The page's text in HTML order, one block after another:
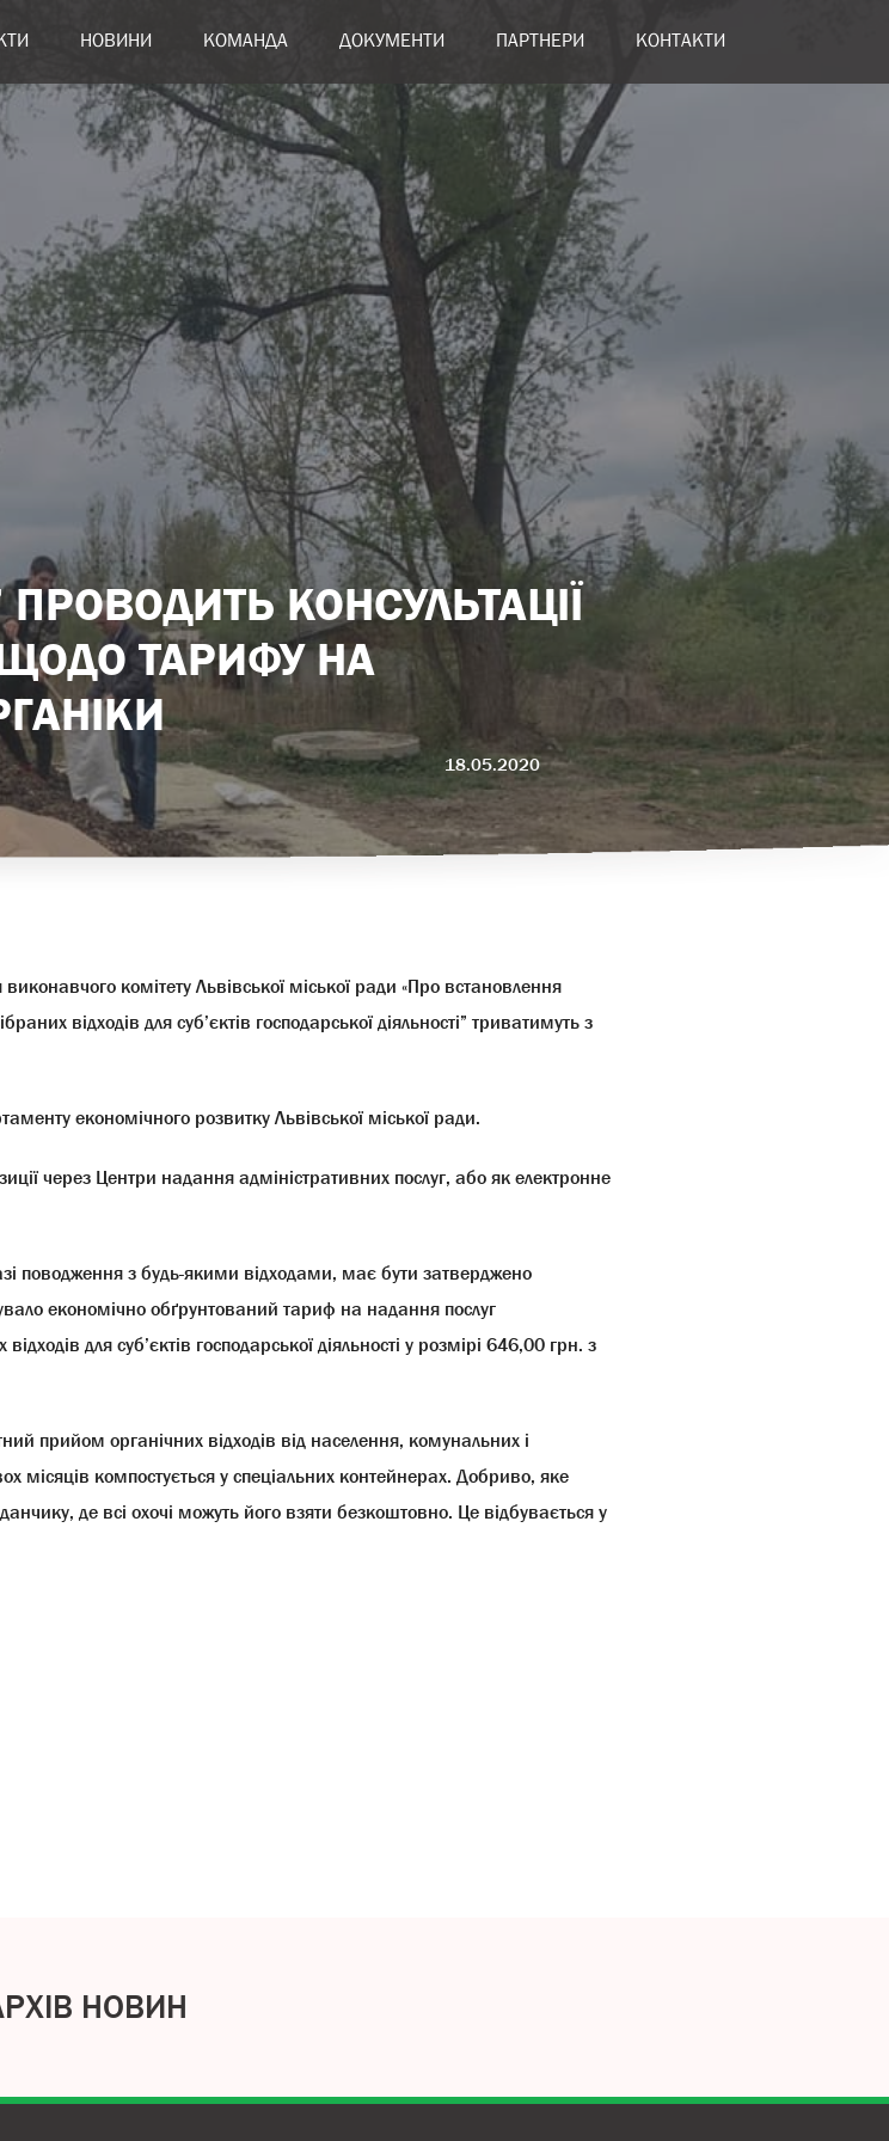
НОВИНИ КОМАНДА ДОКУМЕНТИ ПАРТНЕРИ КОНТАКТИ
КОНСУЛЬТАЦІЇ
ТАРИФУ НА
18.05.2020
комітету Львівської міської ради «Про встановлення
відходів для суб’єктів господарської діяльності” триватимутьз
економічного розвитку Львівської міської ради.
через Центри надання адміністративних послуг, або як електронне
поводження з будь-якими відходами, має бути затверджено
економічно обґрунтований тариф на надання послуг
для суб’єктів господарської діяльності у розмірі 646,00 грн. з
прийом органічних відходів від населення, комунальних і
місяців компостується у спеціальних контейнерах. Добриво, яке
де всі охочі можуть його взяти безкоштовно. Це відбувається у
НОВИН